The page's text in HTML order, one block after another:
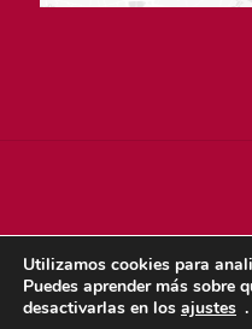
© sjdigital 2022 |
Utilizamos cookies para
Puedes aprender más sobre
desactivarlas en los ajustes .